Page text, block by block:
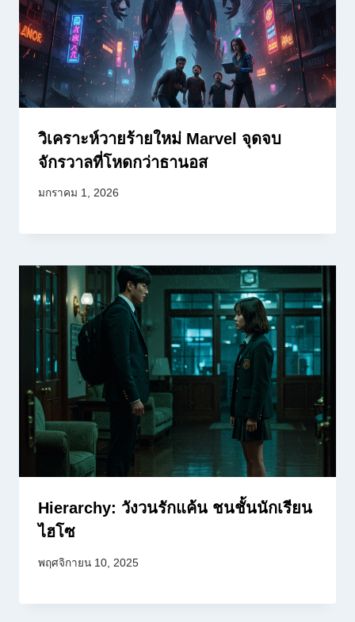
วิเคราะห์วายร้ายใหม่ Marvel จุดจบ
จักรวาลที่โหดกว่าธานอส
มกราคม 1, 2026
Hierarchy: วังวนรักแค้น ชนชั้นนักเรียน
ไฮโซ
พฤศจิกายน 10, 2025